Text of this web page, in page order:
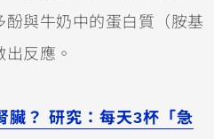
與牛奶中的蛋白質（胺基
反應。
臟？ 研究：每天3杯「急